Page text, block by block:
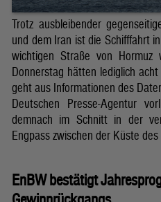
Trotz ausbleibender
und dem Iran ist die Schifffahrt
wichtigen Straße von
Donnerstag hätten lediglich
geht aus Informationen des
Deutschen Presse-Agentur
demnach im Schnitt in der
Engpass zwischen der Küste
EnBW bestätigt